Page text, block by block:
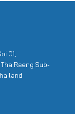
01,
Raeng Sub-